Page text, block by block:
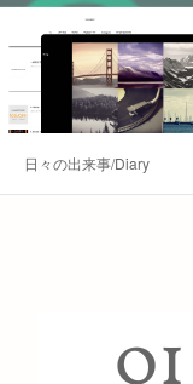
日々の出来事/Diary